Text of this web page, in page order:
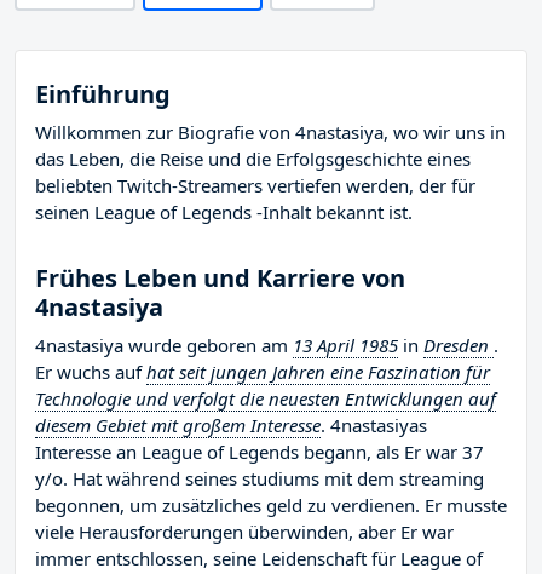
Einführung
Willkommen zur Biografie von 4nastasiya, wo wir uns in
das Leben, die Reise und die Erfolgsgeschichte eines
beliebten Twitch-Streamers vertiefen werden, der für
seinen League of Legends -Inhalt bekannt ist.
Frühes Leben und Karriere von
4nastasiya
4nastasiya wurde geboren am 13 April 1985 in Dresden .
Er wuchs aufhat seit jungen Jahren eine Faszination für
Technologie und verfolgt die neuesten Entwicklungen auf
diesem Gebiet mit großem Interesse. 4nastasiyas
Interesse an League of Legends begann, als Er war 37
y/o. Hat während seines studiums mit dem streaming
begonnen, um zusätzliches geld zu verdienen. Er musste
viele Herausforderungen überwinden, aber Er war
immer entschlossen, seine Leidenschaft für League of